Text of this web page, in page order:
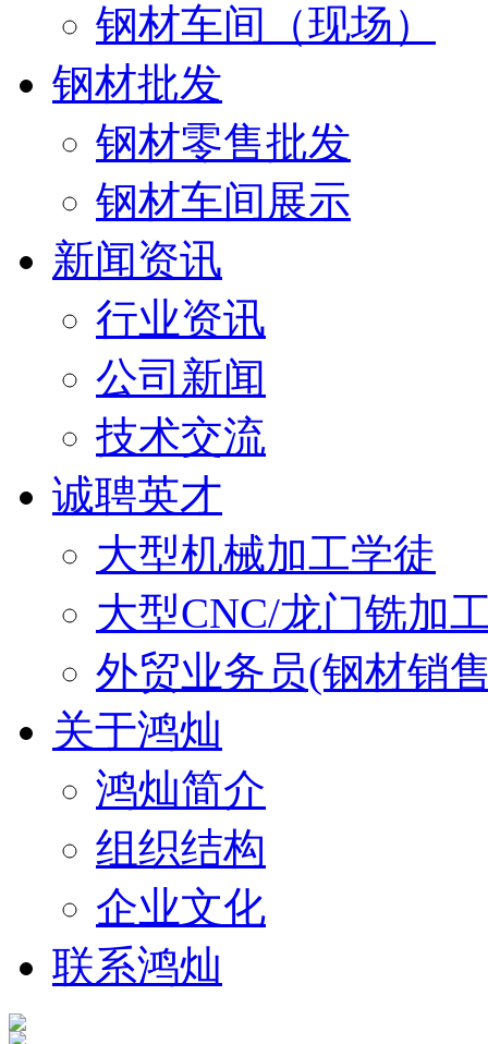
钢材车间（现场）
钢材批发
钢材零售批发
钢材车间展示
新闻资讯
行业资讯
公司新闻
技术交流
诚聘英才
大型机械加工学徒
大型CNC/龙门铣加
外贸业务员(钢材销
关于鸿灿
鸿灿简介
组织结构
企业文化
联系鸿灿